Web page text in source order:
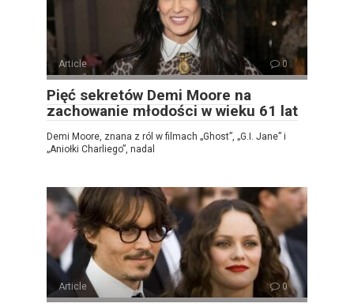
Article 0
Pięć sekretów Demi Moore na
zachowanie młodości w wieku 61 lat
Demi Moore, znana z ról w filmach „Ghost”, „G.I. Jane” i
„Aniołki Charliego”, nadal
Article 0